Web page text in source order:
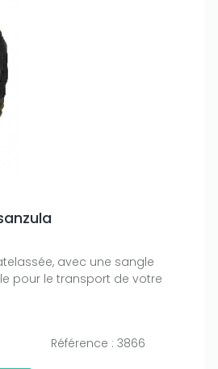
avec une sangle
pour le transport de votre
Référence : 3866